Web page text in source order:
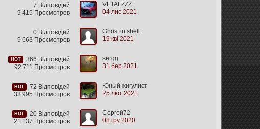
7 Відповідей
9 415 Просмотров
VETALZZZ
04 лис 2021
0 Відповідей
9 663 Просмотров
Ghost in shell
19 кві 2021
HOT
366 Відповідей
92 711 Просмотров
sergg
31 бер 2021
HOT
72 Відповідей
33 995 Просмотров
Юный жигулист
25 лют 2021
HOT
20 Відповідей
21 137 Просмотров
Сергей72
08 гру 2020